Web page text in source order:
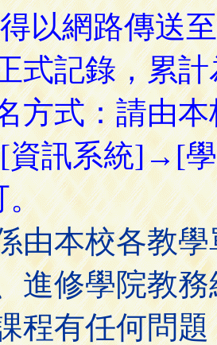
以網路傳送
式記錄，累
方式：請由
資訊系統]→[
。
由本校各教
進修學院教
程有任何問